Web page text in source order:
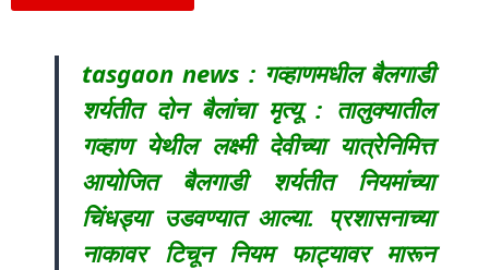
tasgaon news : गव्हाणमधील बैलगाडी
शर्यतीत दोन बैलांचा मृत्यू : तालुक्यातील
गव्हाण येथील लक्ष्मी देवीच्या यात्रेनिमित्त
आयोजित बैलगाडी शर्यतीत नियमांच्या
चिंधड्या उडवण्यात आल्या. प्रशासनाच्या
नाकावर टिचून नियम फाट्यावर मारून